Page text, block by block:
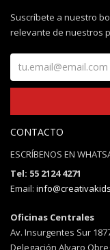
Suscríbete a nuestro
relevante de nuestros
CONTACTO
ESCRÍBENOS EN
Tel: 55 2124 4271
Email:
Oficinas Centrales
Av. Insurgentes Sur
Delegación Alvaro